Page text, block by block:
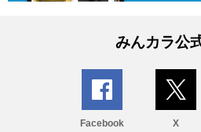
みんカラ公
Facebook X